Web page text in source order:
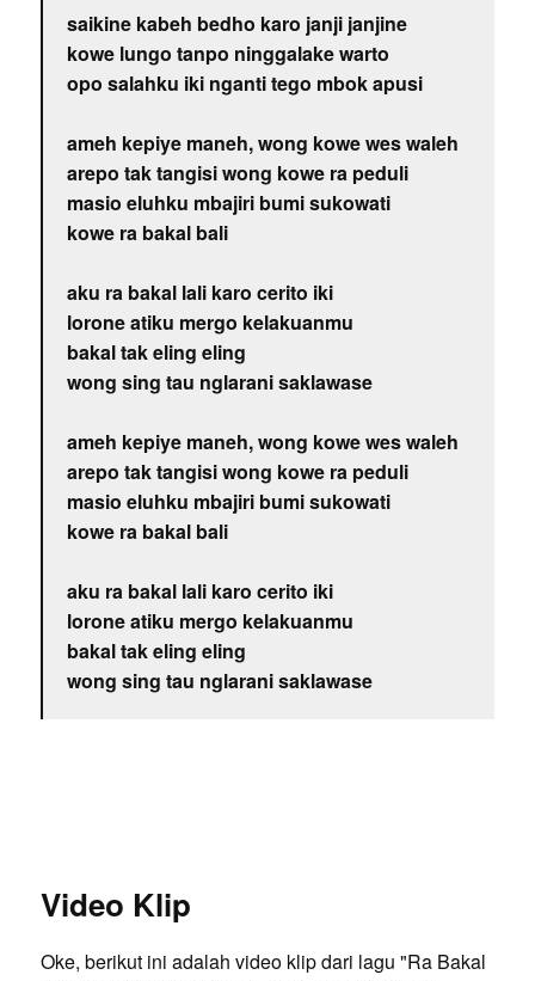
saikine kabeh bedho karo janji janjine
kowe lungo tanpo ninggalake warto
opo salahku iki nganti tego mbok apusi
ameh kepiye maneh, wong kowe wes waleh
arepo tak tangisi wong kowe ra peduli
masio eluhku mbajiri bumi sukowati
kowe ra bakal bali
aku ra bakal lali karo cerito iki
lorone atiku mergo kelakuanmu
bakal tak eling eling
wong sing tau nglarani saklawase
ameh kepiye maneh, wong kowe wes waleh
arepo tak tangisi wong kowe ra peduli
masio eluhku mbajiri bumi sukowati
kowe ra bakal bali
aku ra bakal lali karo cerito iki
lorone atiku mergo kelakuanmu
bakal tak eling eling
wong sing tau nglarani saklawase
Video Klip
Oke, berikut ini adalah video klip dari lagu "Ra Bakal